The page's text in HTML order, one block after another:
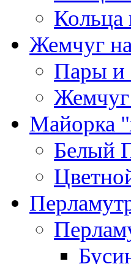
Кольца
Жемчуг
Пары и
Жемчуг
Майорка
Белый